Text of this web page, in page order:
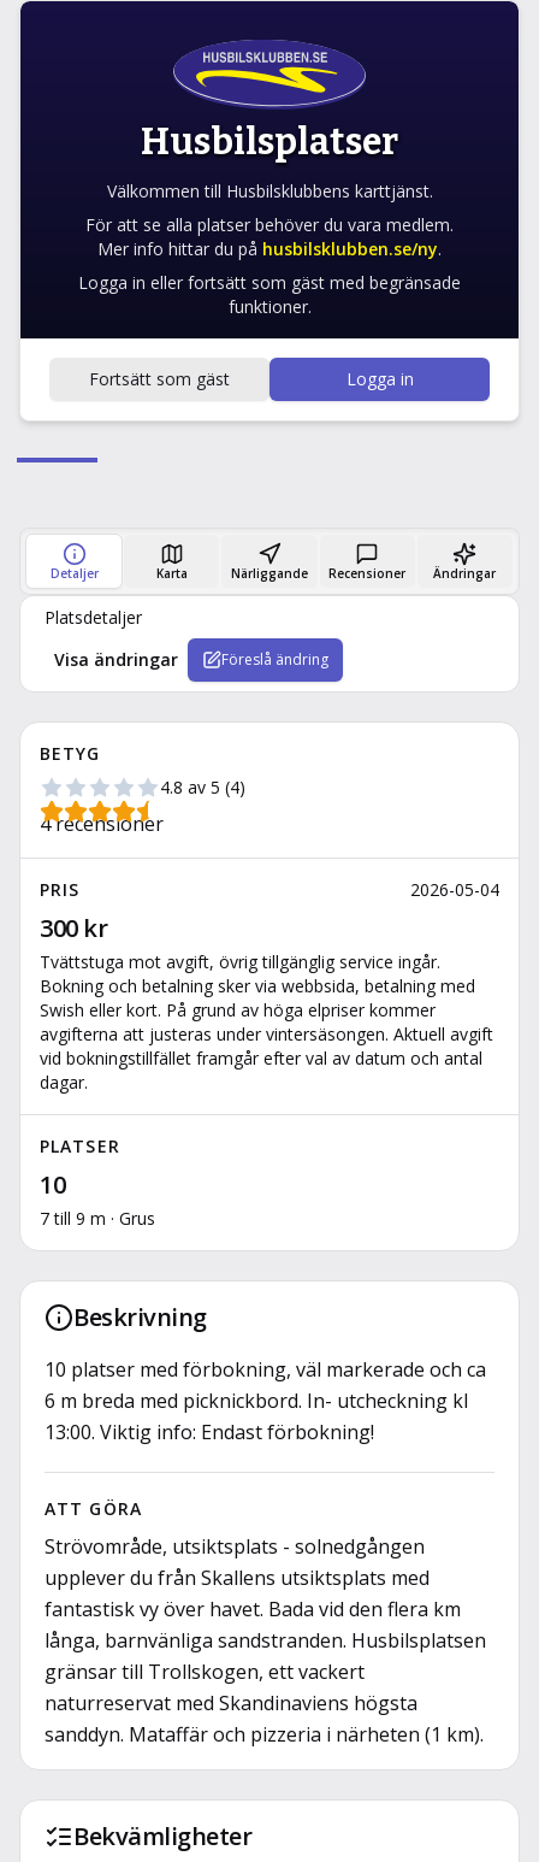
Husbilsplatser
Välkommen till Husbilsklubbens karttjänst.
För att se alla platser behöver du vara medlem.
Mer info hittar du på husbilsklubben.se/ny.
Logga in eller fortsätt som gäst med begränsade
funktioner.
Fortsätt som gäst Logga in
STÄLLPLATS
Skallkrokens Hamn
Haverdal, Sweden
10 platser med förbokning, väl markerade och ca 6
m breda med picknickbord. In- utcheckning kl
13:00. Viktig info: Endast förbokning!
BÅTHAMN NATURNÄRA VIKTIG INFO
ÅRET RUNT
HUSDJUR TILLÅTET
Galleri Favorit Navigera
Detaljer Karta Närliggande Recensioner Ändringar
Platsdetaljer
Visa ändringar
Föreslå ändring
BETYG
4.8 av 5 (4)
4recensioner
PRIS 2026-05-04
300 kr
Tvättstuga mot avgift, övrig tillgänglig service ingår.
Bokning och betalning sker via webbsida, betalning med
Swish eller kort. På grund av höga elpriser kommer
avgifterna att justeras under vintersäsongen. Aktuell avgift
vid bokningstillfället framgår efter val av datum och antal
dagar.
PLATSER
10
7 till 9 m · Grus
Beskrivning
10 platser med förbokning, väl markerade och ca
6 m breda med picknickbord. In- utcheckning kl
13:00. Viktig info: Endast förbokning!
ATT GÖRA
Strövområde, utsiktsplats - solnedgången
upplever du från Skallens utsiktsplats med
fantastisk vy över havet. Bada vid den flera km
långa, barnvänliga sandstranden. Husbilsplatsen
gränsar till Trollskogen, ett vackert
naturreservat med Skandinaviens högsta
sanddyn. Mataffär och pizzeria i närheten (1 km).
Bekvämligheter